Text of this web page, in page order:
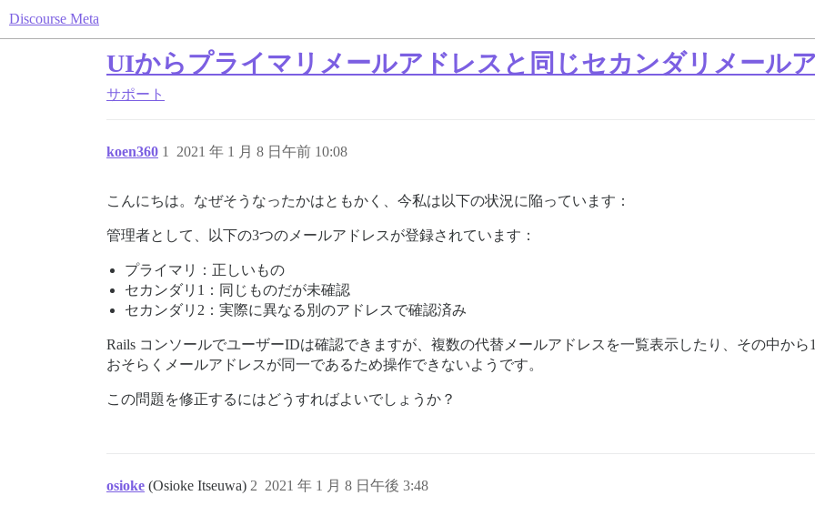
Discourse Meta
UIからプライマリメールアドレスと同じセカンダリメール
サポート
koen360 2021 年 1 月 8 日午前 10:08
1
こんにちは。なぜそうなったかはともかく、今私は以下の状況に陥っています：
管理者として、以下の3つのメールアドレスが登録されています：
プライマリ：正しいもの
セカンダリ1：同じものだが未確認
セカンダリ2：実際に異なる別のアドレスで確認済み
Rails コンソールでユーザーIDは確認できますが、複数の代替メールアドレスを一覧表示したり、その中か
おそらくメールアドレスが同一であるため操作できないようです。
この問題を修正するにはどうすればよいでしょうか？
osioke (Osioke Itseuwa) 2021 年 1 月 8 日午後 3:48
2